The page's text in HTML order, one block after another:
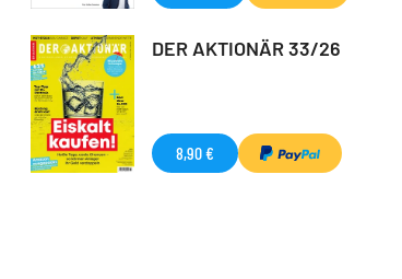
DER AKTIONÄR 33/26
8,90 €